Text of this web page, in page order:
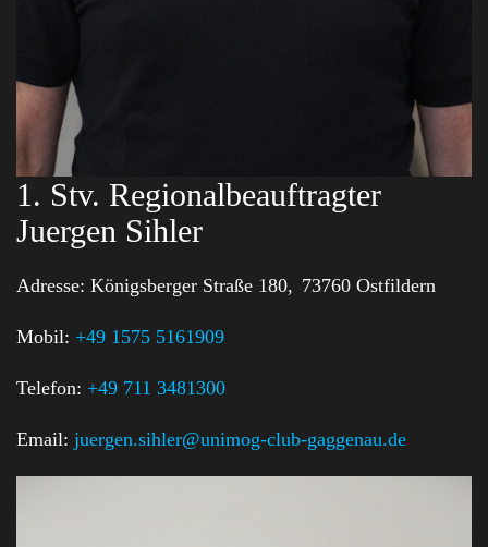
1. Stv. Regionalbeauftragter
Juergen Sihler
Adresse: Königsberger Straße 180, 73760 Ostfildern
Mobil: +49 1575 5161909
Telefon: +49 711 3481300
Email: juergen.sihler@unimog-club-gaggenau.de